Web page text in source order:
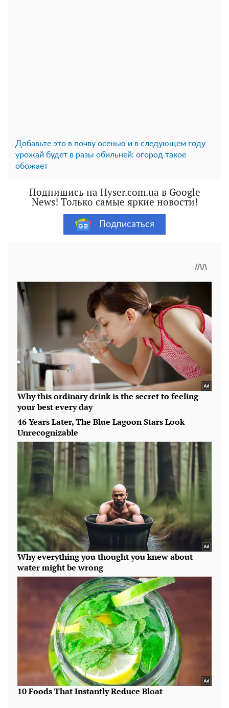
Добавьте это в почву осенью и в следующем году
урожай будет в разы обильней: огород такое
обожает
Подпишись на Hyser.com.ua в Google
News! Только самые яркие новости!
Подписаться